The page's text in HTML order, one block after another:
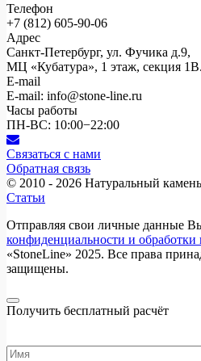
Телефон
+7 (812) 605-90-06
Адрес
Санкт-Петербург, ул. Фучика д.9,
МЦ «Кубатура», 1 этаж, секция
E-mail
E-mail: info@stone-line.ru
Часы работы
ПН-ВС: 10:00−22:00
Связаться с нами
Обратная связь
© 2010 - 2026 Натуральный
Статьи
Отправляя свои личные данные
конфиденциальности и
«StoneLine» 2025. Все права
защищены.
Получить бесплатный расчёт